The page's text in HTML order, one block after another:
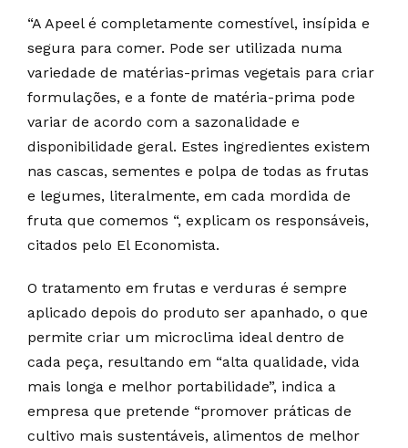
“A Apeel é completamente comestível, insípida e
segura para comer. Pode ser utilizada numa
variedade de matérias-primas vegetais para criar
formulações, e a fonte de matéria-prima pode
variar de acordo com a sazonalidade e
disponibilidade geral. Estes ingredientes existem
nas cascas, sementes e polpa de todas as frutas
e legumes, literalmente, em cada mordida de
fruta que comemos “, explicam os responsáveis,
citados pelo El Economista.
O tratamento em frutas e verduras é sempre
aplicado depois do produto ser apanhado, o que
permite criar um microclima ideal dentro de
cada peça, resultando em “alta qualidade, vida
mais longa e melhor portabilidade”, indica a
empresa que pretende “promover práticas de
cultivo mais sustentáveis, alimentos de melhor